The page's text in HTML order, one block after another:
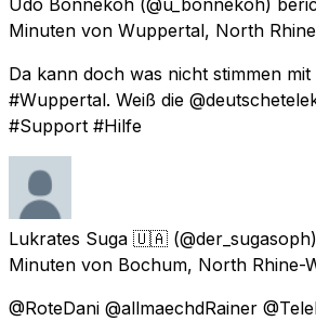
Minuten von Wuppertal, North
Da kann doch was nicht stimmen
#Wuppertal. Weiß die
#Support #Hilfe
Lukrates Suga 🇺🇦
Minuten von Bochum, North Rhine-
@RoteDani @allmaechdRainer